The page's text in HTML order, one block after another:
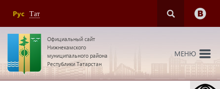
Рус Тат
Официальный сайт
Нижнекамского
муниципального района
Республики Татарстан
МЕНЮ